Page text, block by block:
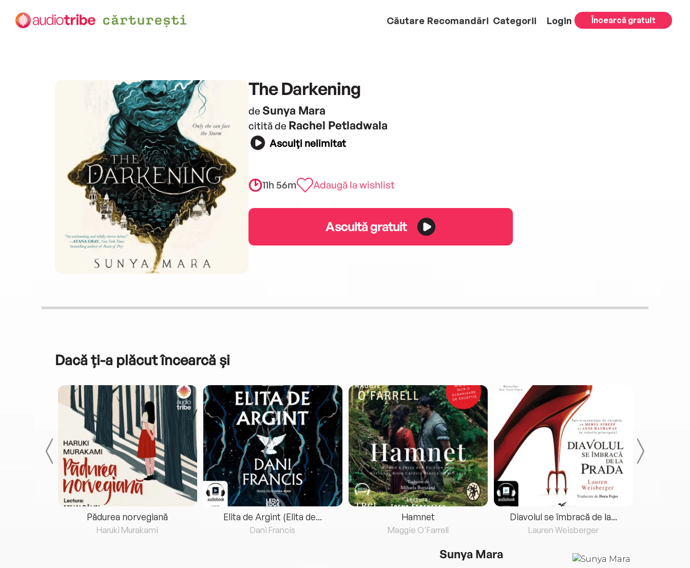
Căutare Recomandări Categorii Login Încearcă gratuit
The Darkening
de Sunya Mara
citită de Rachel Petladwala
Asculți nelimitat
11h 56m Adaugă la wishlist
Ascultă gratuit
Dacă ți-a plăcut încearcă și
Pădurea norvegiană
Haruki Murakami
Elita de Argint (Elita de...
Dani Francis
Hamnet
Maggie O'Farrell
Diavolul se îmbracă de la...
Lauren Weisberger
Sunya Mara